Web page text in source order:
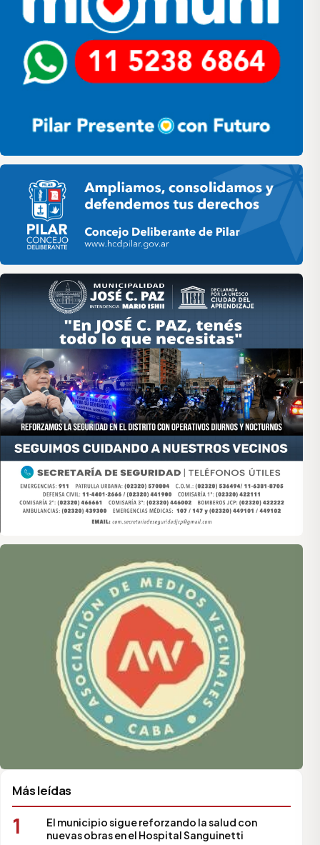
Pilar HCD
Asociación de Medios Vecinales
Más leídas
1
El municipio sigue reforzando la salud con
nuevas obras en el Hospital Sanguinetti